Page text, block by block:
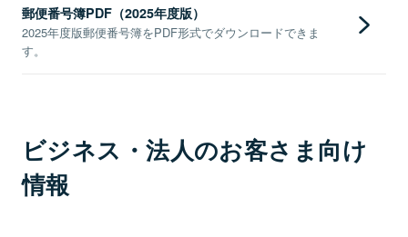
郵便番号簿PDF（2025年度版）
2025年度版郵便番号簿をPDF形式でダウンロードできま
す。
ビジネス・法人のお客さま向け
情報